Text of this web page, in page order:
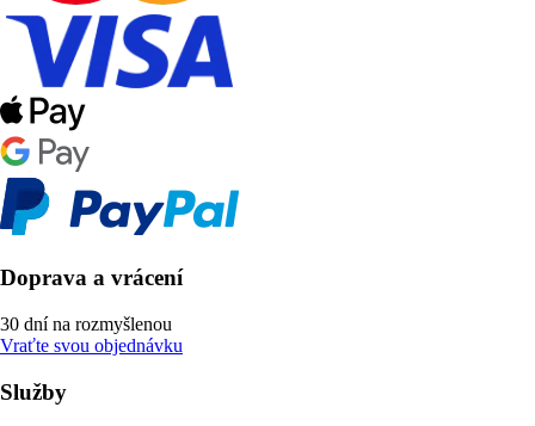
Doprava a vrácení
30 dní na rozmyšlenou
Vraťte svou objednávku
Služby